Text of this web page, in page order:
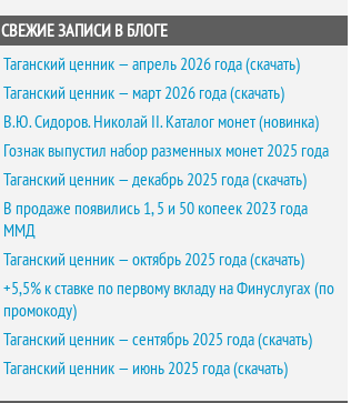
СВЕЖИЕ ЗАПИСИ В БЛОГЕ
Таганский ценник — апрель 2026 года (скачать)
Таганский ценник — март 2026 года (скачать)
В.Ю. Сидоров. Николай II. Каталог монет (новинка)
Гознак выпустил набор разменных монет 2025 года
Таганский ценник — декабрь 2025 года (скачать)
В продаже появились 1, 5 и 50 копеек 2023 года
ММД
Таганский ценник — октябрь 2025 года (скачать)
+5,5% к ставке по первому вкладу на Финуслугах (по
промокоду)
Таганский ценник — сентябрь 2025 года (скачать)
Таганский ценник — июнь 2025 года (скачать)